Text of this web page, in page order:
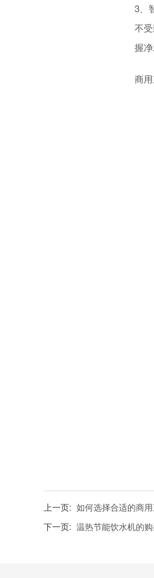
3、
不
握
商
上一页: 如何选择合适的商
下一页: 温热节能饮水机的